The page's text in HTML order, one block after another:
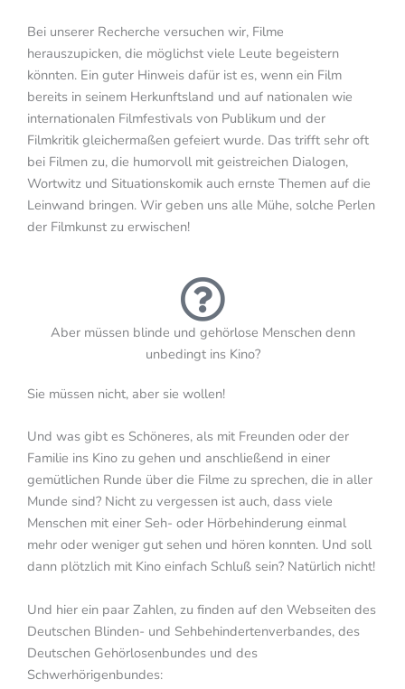
Bei unserer Recherche versuchen wir, Filme
herauszupicken, die möglichst viele Leute begeistern
könnten. Ein guter Hinweis dafür ist es, wenn ein Film
bereits in seinem Herkunftsland und auf nationalen wie
internationalen Filmfestivals von Publikum und der
Filmkritik gleichermaßen gefeiert wurde. Das trifft sehr oft
bei Filmen zu, die humorvoll mit geistreichen Dialogen,
Wortwitz und Situationskomik auch ernste Themen auf die
Leinwand bringen. Wir geben uns alle Mühe, solche Perlen
der Filmkunst zu erwischen!
Aber müssen blinde und gehörlose Menschen denn
unbedingt ins Kino?
Sie müssen nicht, aber sie wollen!
Und was gibt es Schöneres, als mit Freunden oder der
Familie ins Kino zu gehen und anschließend in einer
gemütlichen Runde über die Filme zu sprechen, die in aller
Munde sind? Nicht zu vergessen ist auch, dass viele
Menschen mit einer Seh- oder Hörbehinderung einmal
mehr oder weniger gut sehen und hören konnten. Und soll
dann plötzlich mit Kino einfach Schluß sein? Natürlich nicht!
Und hier ein paar Zahlen, zu finden auf den Webseiten des
Deutschen Blinden- und Sehbehindertenverbandes, des
Deutschen Gehörlosenbundes und des
Schwerhörigenbundes: